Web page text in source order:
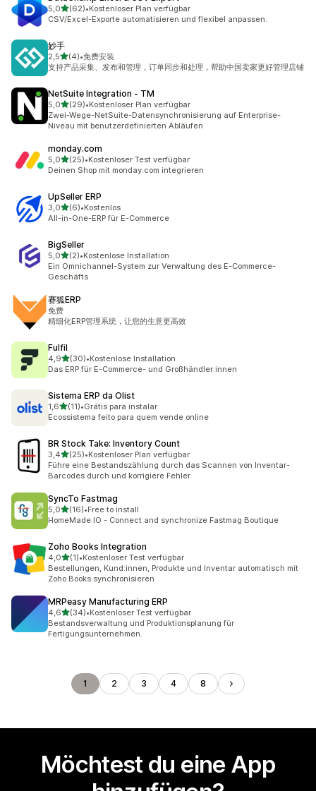
5,0von 5 Sternen
(62)
62 Rezensionen insgesamt
•Kostenloser Plan verfügbar
CSV/Excel-Exporte automatisieren und flexibel anpassen.
妙手
2,5von 5 Sternen
(4)
4 Rezensionen insgesamt
•免费安装
支持产品采集、发布和管理，订单同步和处理，帮助中国卖家更好管理店铺
NetSuite Integration ‑ TM
5,0von 5 Sternen
(29)
29 Rezensionen insgesamt
•Kostenloser Plan verfügbar
Zwei-Wege-NetSuite-Datensynchronisierung auf Enterprise-
Niveau mit benutzerdefinierten Abläufen
monday.com
5,0von 5 Sternen
(25)
25 Rezensionen insgesamt
•Kostenloser Test verfügbar
Deinen Shop mit monday.com integrieren
UpSeller ERP
3,0von 5 Sternen
(6)
6 Rezensionen insgesamt
•Kostenlos
All-in-One-ERP für E-Commerce
BigSeller
5,0von 5 Sternen
(2)
2 Rezensionen insgesamt
•Kostenlose Installation
Ein Omnichannel-System zur Verwaltung des E-Commerce-
Geschäfts
赛狐ERP
免费
精细化ERP管理系统，让您的生意更高效
Fulfil
4,9von 5 Sternen
(30)
30 Rezensionen insgesamt
•Kostenlose Installation
Das ERP für E-Commerce- und Großhändler:innen
Sistema ERP da Olist
1,6von 5 Sternen
(11)
11 Rezensionen insgesamt
•Grátis para instalar
Ecossistema feito para quem vende online
BR Stock Take: Inventory Count
3,4von 5 Sternen
(25)
25 Rezensionen insgesamt
•Kostenloser Plan verfügbar
Führe eine Bestandszählung durch das Scannen von Inventar-
Barcodes durch und korrigiere Fehler
SyncTo Fastmag
5,0von 5 Sternen
(16)
16 Rezensionen insgesamt
•Free to install
HomeMade.IO - Connect and synchronize Fastmag Boutique
Zoho Books Integration
4,0von 5 Sternen
(1)
1 Rezensionen insgesamt
•Kostenloser Test verfügbar
Bestellungen, Kund:innen, Produkte und Inventar automatisch mit
Zoho Books synchronisieren
MRPeasy Manufacturing ERP
4,6von 5 Sternen
(34)
34 Rezensionen insgesamt
•Kostenloser Test verfügbar
Bestandsverwaltung und Produktionsplanung für
Fertigungsunternehmen.
1 2 3 4 8
Möchtest du eine App